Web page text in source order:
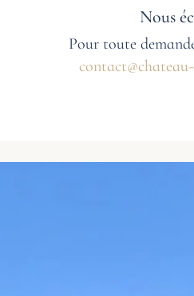
Nous
Pour toute